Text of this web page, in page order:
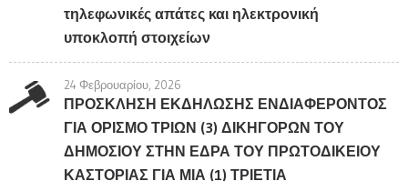
τηλεφωνικές απάτες και ηλεκτρονική
υποκλοπή στοιχείων
24 Φεβρουαρίου, 2026
ΠΡΟΣΚΛΗΣΗ ΕΚΔΗΛΩΣΗΣ ΕΝΔΙΑΦΕΡΟΝΤΟΣ
ΓΙΑ ΟΡΙΣΜΟ ΤΡΙΩΝ (3) ΔΙΚΗΓΟΡΩΝ ΤΟΥ
ΔΗΜΟΣΙΟΥ ΣΤΗΝ ΕΔΡΑ ΤΟΥ ΠΡΩΤΟΔΙΚΕΙΟΥ
ΚΑΣΤΟΡΙΑΣ ΓΙΑ ΜΙΑ (1) ΤΡΙΕΤΙΑ